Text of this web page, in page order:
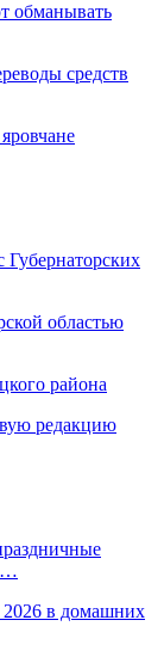
обманывать
средств
Губернаторских
областью
района
редакцию
в домашних